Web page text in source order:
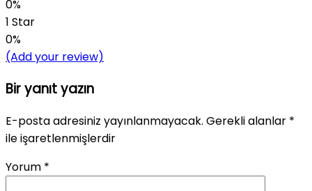
0%
1 Star
0%
(Add your review)
Bir yanıt yazın
E-posta adresiniz yayınlanmayacak. Gerekli alanlar *
ile işaretlenmişlerdir
Yorum *